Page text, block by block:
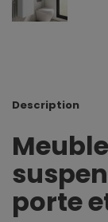
Description
porte